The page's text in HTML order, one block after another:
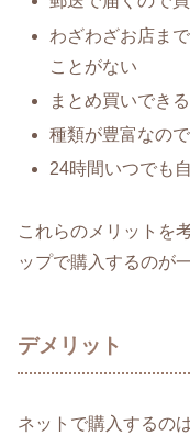
わざわざお店ま
ことがない
まとめ買いでき
種類が豊富なの
24時間いつでも
これらのメリットを
ップで購入するのが
デメリット
ネットで購入するの